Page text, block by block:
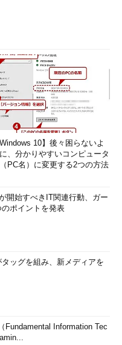
Windows 10】後々困らないよ
、分かりやすいコンピュータ
PC名）に変更する2つの方法
開始すべきIT関連行動、ガー
のポイントを発表
ッグを組み、新メディアを
Fundamental Information Tec